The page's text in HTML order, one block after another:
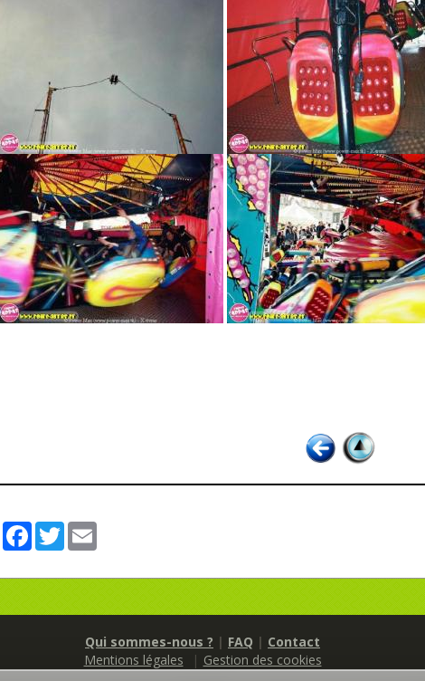
Facebook
TwitterEmail
Qui sommes-nous ? | FAQ | Contact
Mentions légales
Gestion des cookies